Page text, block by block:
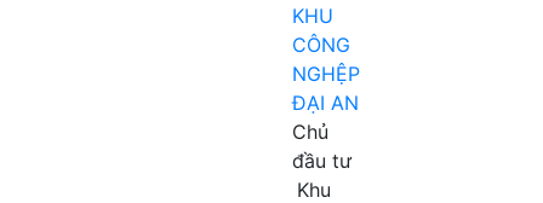
KHU
CÔNG
NGHỆP
ĐẠI AN
Chủ
đầu tư
Khu